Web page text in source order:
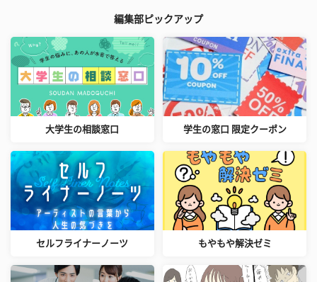
編集部ピックアップ
大学生の相談窓口 学生の窓口 限定クーポン
セルフライナーノーツ もやもや解決ゼミ